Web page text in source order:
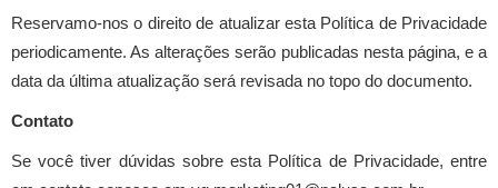
Reservamo-nos o direito de atualizar esta Política de Privacidade
periodicamente. As alterações serão publicadas nesta página, e a
data da última atualização será revisada no topo do documento.
Contato
Se você tiver dúvidas sobre esta Política de Privacidade, entre